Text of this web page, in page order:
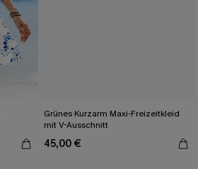
Grünes Kurzarm Maxi-Freizeitkleid
mit V-Ausschnitt
45,00 €